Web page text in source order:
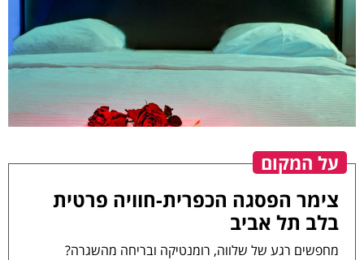
צימר פלטינום
צימר ספא
בקתת דה לוקס
על המקום
צימר הפסגה הכפרית-חוויה פרטית
בלב תל אביב
מחפשים רגע של שלווה, רומנטיקה ובריחה מהשגרה?